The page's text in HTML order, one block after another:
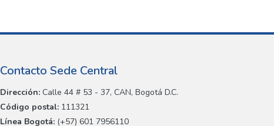
Contacto Sede Central
Dirección: Calle 44 # 53 - 37, CAN, Bogotá D.C.
Código postal: 111321
Línea Bogotá: (+57) 601 7956110